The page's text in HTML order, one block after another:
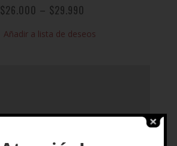
$26.000 – $29.990
Añadir a lista de deseos